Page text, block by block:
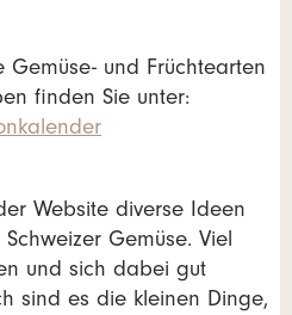
Gemüse- und Früchtearten
finden Sie unter:
Website diverse Ideen
Gemüse. Viel
und sich dabei gut
sind es die kleinen Dinge,